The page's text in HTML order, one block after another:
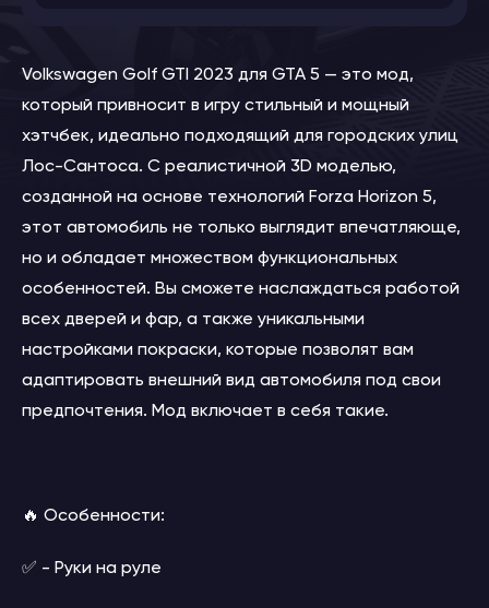
Volkswagen Golf GTI 2023 для GTA 5 — это мод,
который привносит в игру стильный и мощный
хэтчбек, идеально подходящий для городских улиц
Лос-Сантоса. С реалистичной 3D моделью,
созданной на основе технологий Forza Horizon 5,
этот автомобиль не только выглядит впечатляюще,
но и обладает множеством функциональных
особенностей. Вы сможете наслаждаться работой
всех дверей и фар, а также уникальными
настройками покраски, которые позволят вам
адаптировать внешний вид автомобиля под свои
предпочтения. Мод включает в себя такие.
🔥 Особенности:
✅ - Руки на руле